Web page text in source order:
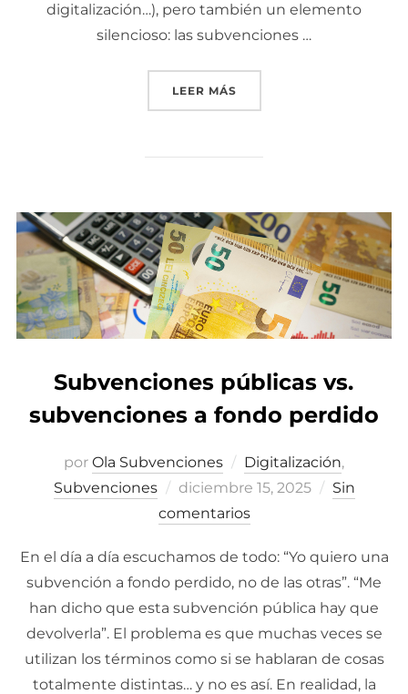
digitalización…), pero también un elemento
silencioso: las subvenciones …
LEER MÁS
Subvenciones públicas vs.
subvenciones a fondo perdido
por Ola Subvenciones Digitalización,
Subvenciones
Publicado
el
diciembre 15, 2025
Sin
comentarios
En el día a día escuchamos de todo: “Yo quiero una
subvención a fondo perdido, no de las otras”. “Me
han dicho que esta subvención pública hay que
devolverla”. El problema es que muchas veces se
utilizan los términos como si se hablaran de cosas
totalmente distintas… y no es así. En realidad, la